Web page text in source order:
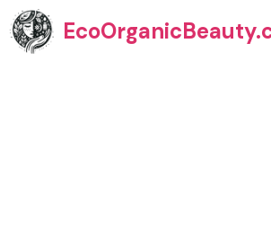
Přeskočit
na
obsah